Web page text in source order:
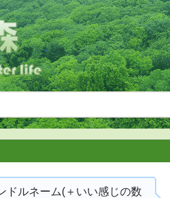
ドルネーム(＋いい感じの数